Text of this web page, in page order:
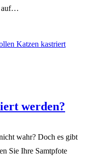
auf…
werden?
wahr? Doch es gibt
Sie Ihre Samtpfote